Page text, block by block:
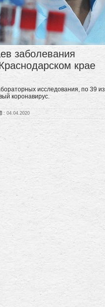
заболевания
крае
исследования, по 39 из
коронавирус.
: 04.04.2020